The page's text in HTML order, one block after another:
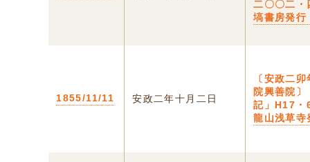
二〇〇二
塙書房発行
1855/11/11 安政二年十月二日
〔安政二
院興善院
記」H17
龍山浅草寺